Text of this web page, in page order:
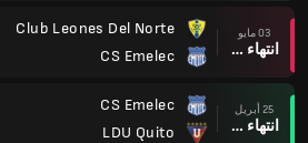
03 مايو
انتهاء وقت المباراة
Club Leones Del Norte
CS Emelec
25 أبريل
انتهاء وقت المباراة
CS Emelec
LDU Quito